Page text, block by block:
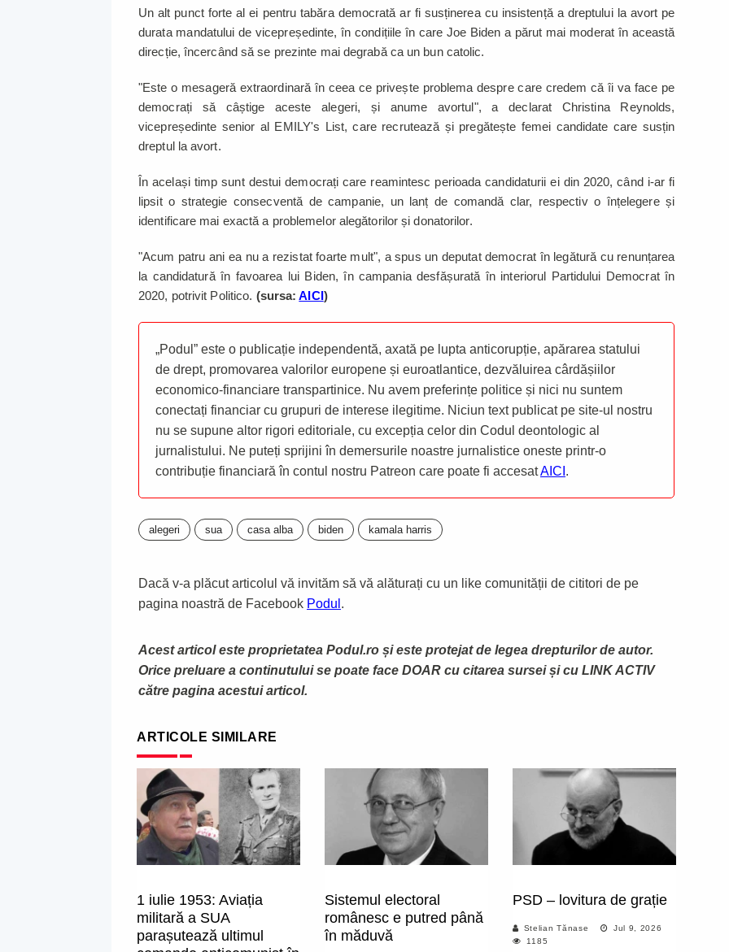
Un alt punct forte al ei pentru tabăra democrată ar fi susținerea cu insistență a dreptului la avort pe
durata mandatului de vicepreședinte, în condițiile în care Joe Biden a părut mai moderat în această
direcție, încercând să se prezinte mai degrabă ca un bun catolic.
"Este o mesageră extraordinară în ceea ce privește problema despre care credem că îi va face pe
democrați să câștige aceste alegeri, și anume avortul", a declarat Christina Reynolds,
vicepreședinte senior al EMILY's List, care recrutează și pregătește femei candidate care susțin
dreptul la avort.
În același timp sunt destui democrați care reamintesc perioada candidaturii ei din 2020, când i-ar fi
lipsit o strategie consecventă de campanie, un lanț de comandă clar, respectiv o înțelegere și
identificare mai exactă a problemelor alegătorilor și donatorilor.
"Acum patru ani ea nu a rezistat foarte mult", a spus un deputat democrat în legătură cu renunțarea
la candidatură în favoarea lui Biden, în campania desfășurată în interiorul Partidului Democrat în
2020, potrivit Politico. (sursa:AICI)
„Podul” este o publicație independentă, axată pe lupta anticorupție, apărarea statului
de drept, promovarea valorilor europene și euroatlantice, dezvăluirea cârdășiilor
economico-financiare transpartinice. Nu avem preferințe politice și nici nu suntem
conectați financiar cu grupuri de interese ilegitime. Niciun text publicat pe site-ul nostru
nu se supune altor rigori editoriale, cu excepția celor din Codul deontologic al
jurnalistului. Ne puteți sprijini în demersurile noastre jurnalistice oneste printr-o
contribuție financiară în contul nostru Patreon care poate fi accesatAICI .
alegeri sua casa alba biden kamala harris
Dacă v-a plăcut articolul vă invităm să vă alăturați cu un like comunității de cititori de pe
pagina noastră de Facebook Podul .
Acest articol este proprietatea Podul.ro și este protejat de legea drepturilor de autor.
Orice preluare a continutului se poate face DOAR cu citarea sursei și cu LINK ACTIV
către pagina acestui articol.
ARTICOLE SIMILARE
1 iulie 1953: Aviația
militară a SUA
parașutează ultimul
Sistemul electoral
românesc e putred până
în măduvă
PSD – lovitura de grație
Stelian Tănase
Jul 9, 2026
1185